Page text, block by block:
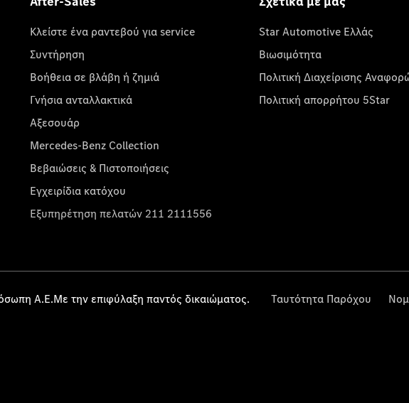
Κλείστε ένα ραντεβού για service
Συντήρηση
Βοήθεια σε βλάβη ή ζημιά
Γνήσια ανταλλακτικά
Αξεσουάρ
Mercedes-Benz Collection
Βεβαιώσεις & Πιστοποιήσεις
Εγχειρίδια κατόχου
Εξυπηρέτηση πελατών 211 2111556
Star Automotive Ελλάς
Βιωσιμότητα
Πολιτική Διαχείρισης
Πολιτική απορρήτου 5Star
Α.Ε.Με την επιφύλαξη παντός δικαιώματος. Ταυτότητα Παρόχου